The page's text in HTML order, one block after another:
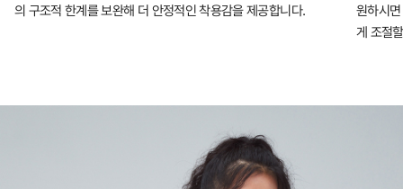
의 구조적 한계를 보완해 더 안정적인 착용감을 제공합니다.
원하시
게 조절